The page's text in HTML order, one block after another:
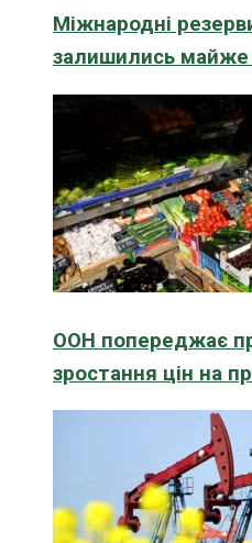
Міжнародні
залишились майже
ООН попереджає
зростання цін на